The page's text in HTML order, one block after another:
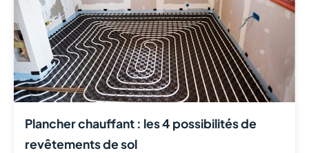
Plancher chauffant : les 4 possibilités de
revêtements de sol